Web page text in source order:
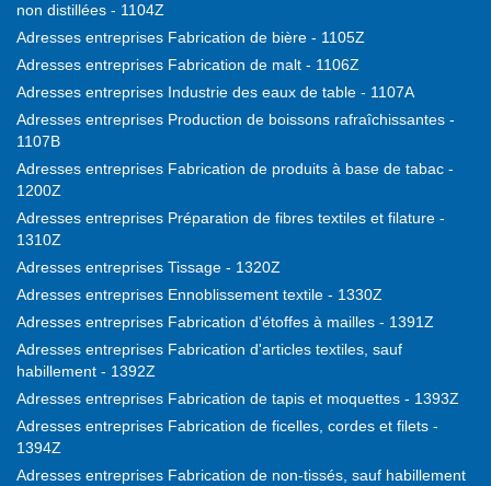
non distillées - 1104Z
Adresses entreprises Fabrication de bière - 1105Z
Adresses entreprises Fabrication de malt - 1106Z
Adresses entreprises Industrie des eaux de table - 1107A
Adresses entreprises Production de boissons rafraîchissantes -
1107B
Adresses entreprises Fabrication de produits à base de tabac -
1200Z
Adresses entreprises Préparation de fibres textiles et filature -
1310Z
Adresses entreprises Tissage - 1320Z
Adresses entreprises Ennoblissement textile - 1330Z
Adresses entreprises Fabrication d'étoffes à mailles - 1391Z
Adresses entreprises Fabrication d'articles textiles, sauf
habillement - 1392Z
Adresses entreprises Fabrication de tapis et moquettes - 1393Z
Adresses entreprises Fabrication de ficelles, cordes et filets -
1394Z
Adresses entreprises Fabrication de non-tissés, sauf habillement